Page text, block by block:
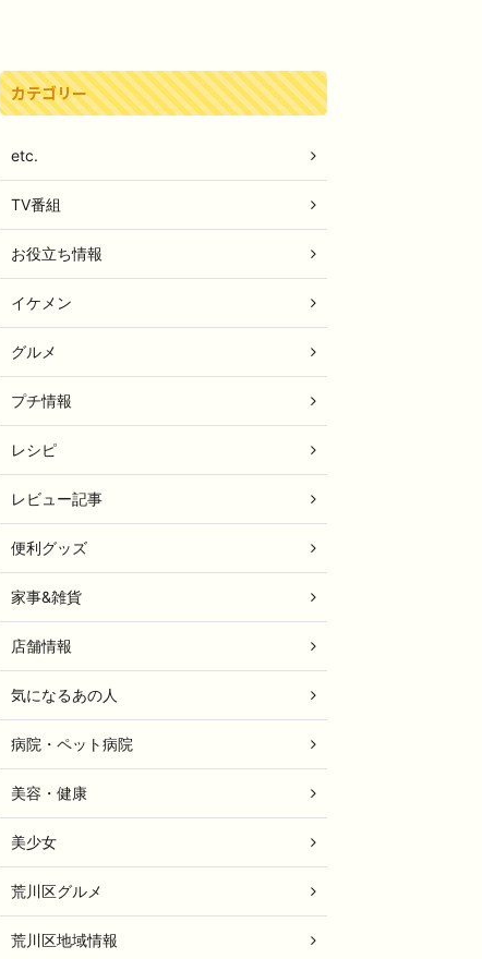
カテゴリー
etc.
TV番組
お役立ち情報
イケメン
グルメ
プチ情報
レシピ
レビュー記事
便利グッズ
家事&雑貨
店舗情報
気になるあの人
病院・ペット病院
美容・健康
美少女
荒川区グルメ
荒川区地域情報